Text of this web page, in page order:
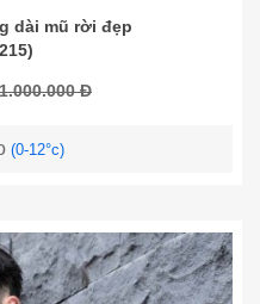
dài mũ rời đẹp
1.000.000 Đ
(0-12°c)